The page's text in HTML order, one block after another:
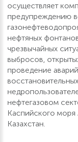
осуществляет
предупреждению
нефтяных
чрезвычайных
выбросов,
проведение
нефтегазовом
Каспийского моря
Казахстан.